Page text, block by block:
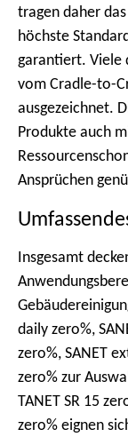
tragen daher
höchste
garantiert. Viele
vom Cradle-to-
ausgezeichnet.
Produkte auch
Ansprüchen
Insgesamt
daily zero%,
zero%, SANET
zero% zur
TANET SR 15
zero% eignen